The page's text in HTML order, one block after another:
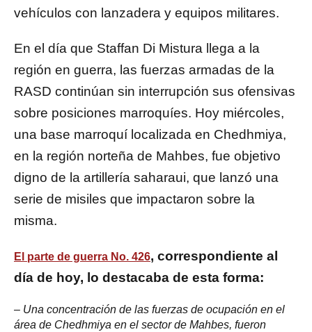
vehículos con lanzadera y equipos militares.
En el día que Staffan Di Mistura llega a la
región en guerra, las fuerzas armadas de la
RASD continúan sin interrupción sus ofensivas
sobre posiciones marroquíes. Hoy miércoles,
una base marroquí localizada en Chedhmiya,
en la región norteña de Mahbes, fue objetivo
digno de la artillería saharaui, que lanzó una
serie de misiles que impactaron sobre la
misma.
El parte de guerra No. 426, correspondiente al
día de hoy, lo destacaba de esta forma:
– Una concentración de las fuerzas de ocupación en el
área de Chedhmiya en el sector de Mahbes, fueron